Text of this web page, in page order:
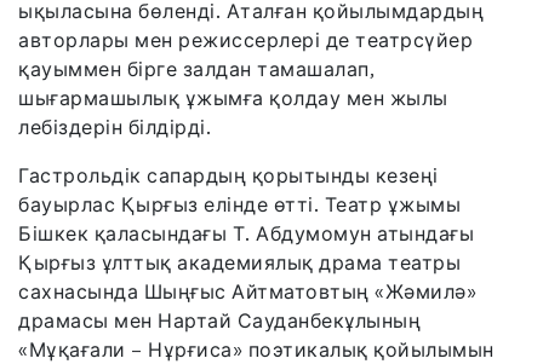
ықыласына бөленді. Аталған қойылымдардың
авторлары мен режиссерлері де театрсүйер
қауыммен бірге залдан тамашалап,
шығармашылық ұжымға қолдау мен жылы
лебіздерін білдірді.
Гастрольдік сапардың қорытынды кезеңі
бауырлас Қырғыз елінде өтті. Театр ұжымы
Бішкек қаласындағы Т. Абдумомун атындағы
Қырғыз ұлттық академиялық драма театры
сахнасында Шыңғыс Айтматовтың «Жәмилә»
драмасы мен Нартай Сауданбекұлының
«Мұқағали – Нұрғиса» поэтикалық қойылымын